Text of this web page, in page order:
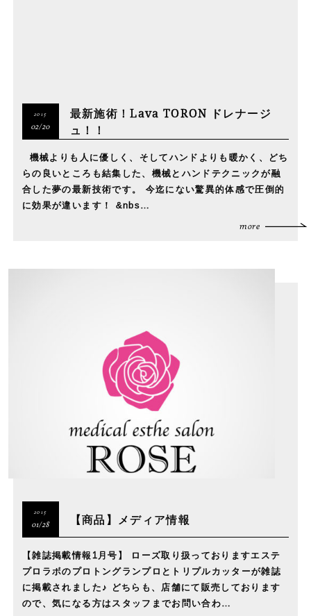
2015
02/20
最新施術！Lava TORON ドレナージ
ュ！！
機械よりも人に優しく、そしてハンドよりも暖かく、どち
らの良いところも結集した、機械とハンドテクニックが融
合した夢の最新技術です。 今迄にない驚異的体感で圧倒的
に効果が違います！ &nbs…
more
2015
01/28 【商品】メディア情報
【雑誌掲載情報1月号】 ローズ取り扱っておりますエステ
プロラボのプロトングランプロとトリプルカッターが雑誌
に掲載されました♪ どちらも、店舗にて販売しております
ので、気になる方はスタッフまでお問い合わ…